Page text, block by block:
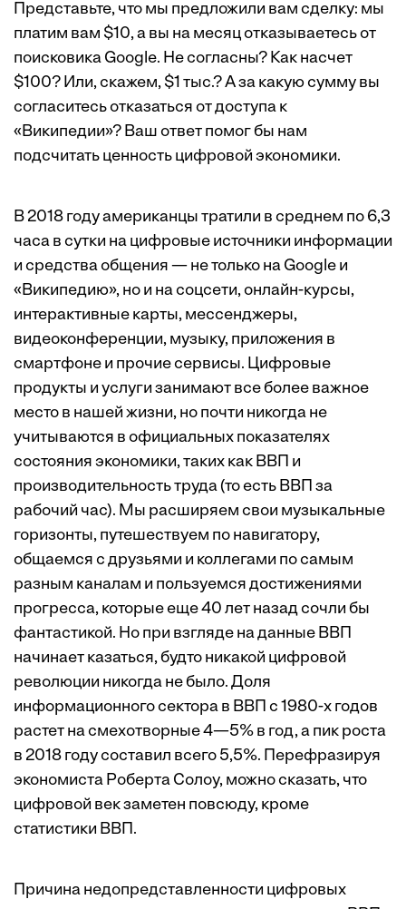
Представьте, что мы предложили вам сделку: мы
платим вам $10, а вы на месяц отказываетесь от
поисковика Google. Не согласны? Как насчет
$100? Или, скажем, $1 тыс.? А за какую сумму вы
согласитесь отказаться от доступа к
«Википедии»? Ваш ответ помог бы нам
подсчитать ценность цифровой экономики.
В 2018 году американцы тратили в среднем по 6,3
часа в сутки на цифровые источники информации
и средства общения — не только на Google и
«Википедию», но и на соцсети, онлайн-курсы,
интерактивные карты, мессенджеры,
видеоконференции, музыку, приложения в
смартфоне и прочие сервисы. Цифровые
продукты и услуги занимают все более важное
место в нашей жизни, но почти никогда не
учитываются в официальных показателях
состояния экономики, таких как ВВП и
производительность труда (то есть ВВП за
рабочий час). Мы расширяем свои музыкальные
горизонты, путешествуем по навигатору,
общаемся с друзьями и коллегами по самым
разным каналам и пользуемся достижениями
прогресса, которые еще 40 лет назад сочли бы
фантастикой. Но при взгляде на данные ВВП
начинает казаться, будто никакой цифровой
революции никогда не было. Доля
информационного сектора в ВВП с 1980-х годов
растет на смехотворные 4—5% в год, а пик роста
в 2018 году составил всего 5,5%. Перефразируя
экономиста Роберта Солоу, можно сказать, что
цифровой век заметен повсюду, кроме
статистики ВВП.
Причина недопредставленности цифровых